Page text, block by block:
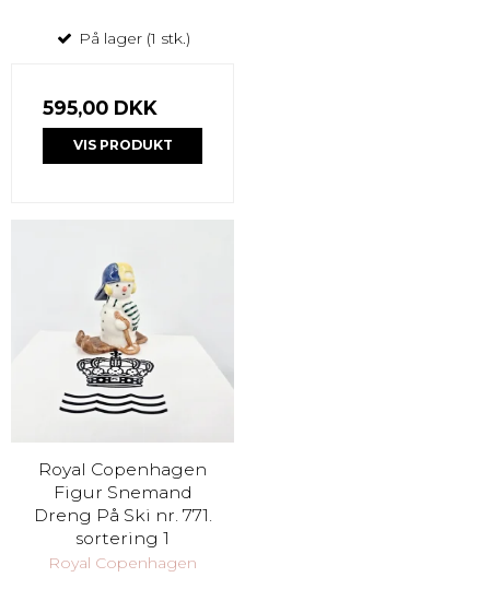
På lager (1 stk.)
595,00 DKK
VIS PRODUKT
Royal Copenhagen
Figur Snemand
Dreng På Ski nr. 771.
sortering 1
Royal Copenhagen